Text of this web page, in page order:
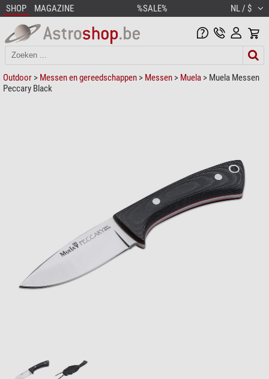
SHOP MAGAZINE %SALE% NL / $
Outdoor > Messen en gereedschappen > Messen > Muela > Muela Messen
Peccary Black